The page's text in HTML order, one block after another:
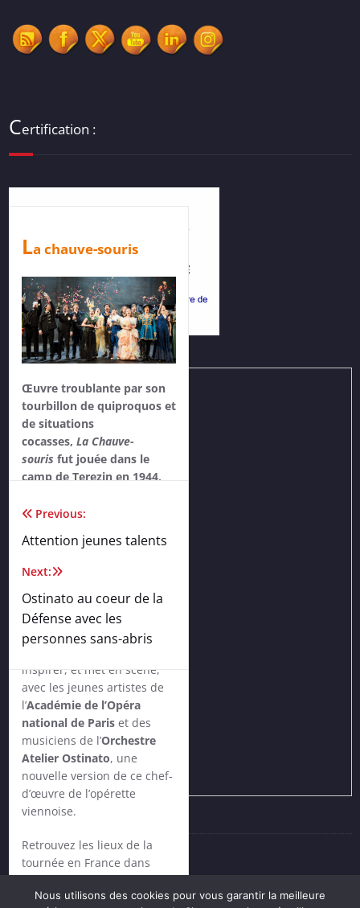
La chauve-souris
Œuvre troublante par son
tourbillon de quiproquos et
de situations
cocasses, La Chauve-
souris fut jouée dans le
camp de Terezin en 1944,
meilleurs musiciens
emprisonnés par les nazis.
l’ébriété salvatrice qui
anime cette musique et de
l’élan de résistance
inspirer, et met en scène,
avec les jeunes artistes de
l’Académie de l’Opéra
national de Pariset des
musiciens de l’Orchestre
Atelier Ostinato, une
nouvelle version de ce chef-
d’œuvre de l’opérette
viennoise.
Retrouvez les lieux de la
tournée en France dans
Navigation
de
l’article
Previous:
Attention jeunes talents
Next:
Ostinato au coeur de la
Défense avec les
personnes sans-abris
Certification :
© 2018 - Web design PFS Concept
Nous utilisons des cookies pour vous garantir la meilleure